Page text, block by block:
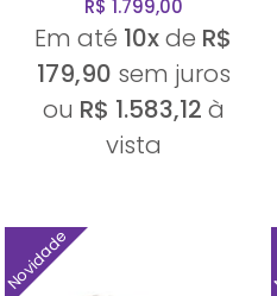
R$ 1.799,00
Em até 10xde R$
179,90 sem juros
ou R$ 1.583,12 à
vista
Novidade